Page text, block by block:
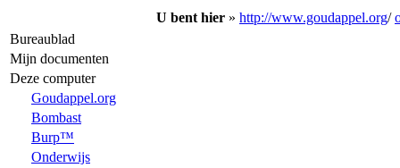
U bent hier » http://www.goudappel.org/
Bureaublad
Mijn documenten
Deze computer
Goudappel.org
Bombast
Burp™
Onderwijs